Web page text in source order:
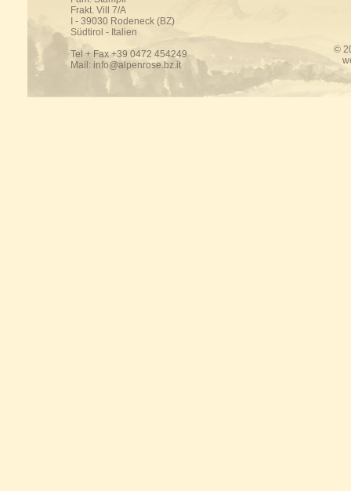
Frakt. Vill 7/A
I - 39030 Rodeneck (BZ)
Südtirol - Italien
Tel + Fax +39 0472 454249
Mail: info@alpenrose.bz.it
©